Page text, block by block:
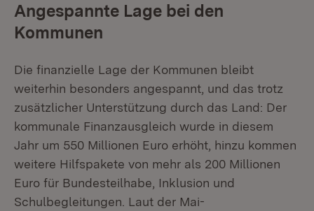
Angespannte Lage bei den
Kommunen
Die finanzielle Lage der Kommunen bleibt
weiterhin besonders angespannt, und das trotz
zusätzlicher Unterstützung durch das Land: Der
kommunale Finanzausgleich wurde in diesem
Jahr um 550 Millionen Euro erhöht, hinzu kommen
weitere Hilfspakete von mehr als 200 Millionen
Euro für Bundesteilhabe, Inklusion und
Schulbegleitungen. Laut der Mai-